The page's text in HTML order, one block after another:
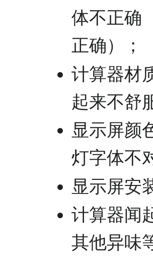
体不正确
正确）；
计算器材
起来不舒
显示屏颜
灯字体不
显示屏安
计算器闻
其他异味